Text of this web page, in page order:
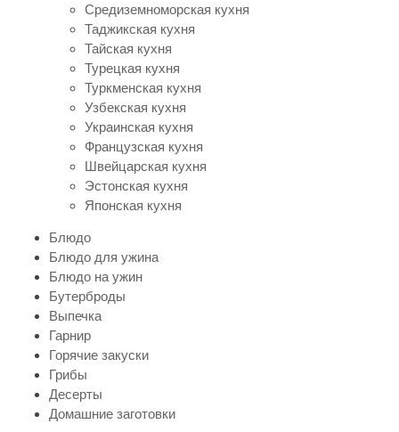
Средиземноморская кухня
Таджикская кухня
Тайская кухня
Турецкая кухня
Туркменская кухня
Узбекская кухня
Украинская кухня
Французская кухня
Швейцарская кухня
Эстонская кухня
Японская кухня
Блюдо
Блюдо для ужина
Блюдо на ужин
Бутерброды
Выпечка
Гарнир
Горячие закуски
Грибы
Десерты
Домашние заготовки